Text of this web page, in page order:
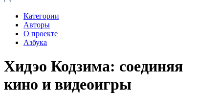
Категории
Авторы
О проекте
Азбука
Хидэо Кодзима: соединяя
кино и видеоигры